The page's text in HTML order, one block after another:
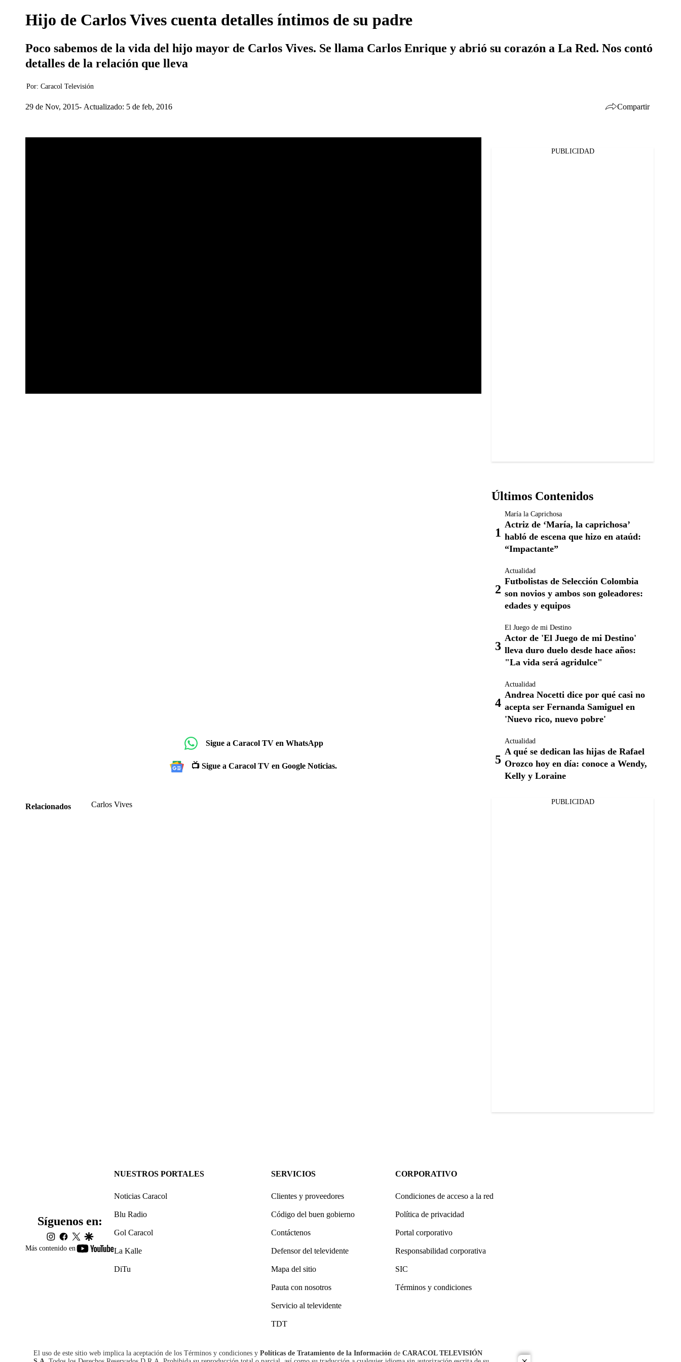
Hijo de Carlos Vives cuenta detalles íntimos de su padre
Poco sabemos de la vida del hijo mayor de Carlos Vives. Se llama Carlos Enrique y abrió su corazón a La Red. Nos contó
detalles de la relación que lleva
Por: Caracol Televisión
29 de Nov, 2015 Actualizado: 5 de feb, 2016 Compartir
Sigue a Caracol TV en WhatsApp
📺 Sigue a Caracol TV en Google Noticias.
Relacionados Carlos Vives
PUBLICIDAD
Últimos Contenidos
María la Caprichosa
Actriz de ‘María, la caprichosa’
habló de escena que hizo en ataúd:
“Impactante”
Actualidad
Futbolistas de Selección Colombia
son novios y ambos son goleadores:
edades y equipos
El Juego de mi Destino
Actor de 'El Juego de mi Destino'
lleva duro duelo desde hace años:
"La vida será agridulce"
Actualidad
Andrea Nocetti dice por qué casi no
acepta ser Fernanda Samiguel en
'Nuevo rico, nuevo pobre'
Actualidad
A qué se dedican las hijas de Rafael
Orozco hoy en día: conoce a Wendy,
Kelly y Loraine
PUBLICIDAD
Más contenido en
youtube-
Síguenos en:
instagram
facebook
twittergoogle
NUESTROS PORTALES
Noticias Caracol
Blu Radio
Gol Caracol
La Kalle
DiTu
SERVICIOS
Clientes y proveedores
Código del buen gobierno
Contáctenos
Defensor del televidente
Mapa del sitio
Pauta con nosotros
Servicio al televidente
TDT
CORPORATIVO
Condiciones de acceso a la red
Política de privacidad
Portal corporativo
Responsabilidad corporativa
SIC
Términos y condiciones
El uso de este sitio web implica la aceptación de los Términos y condiciones y Políticas de Tratamiento de la Información de CARACOL TELEVISIÓN